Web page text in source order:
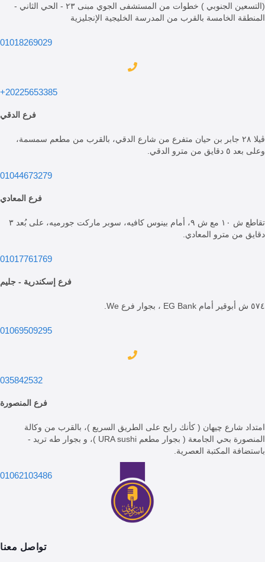
(التسعين الجنوبي ) خطوات من المستشفى الجوي مبنى ٢٣ - الحي الثاني -
الخامسة بالقرب من المدرسة الخليجية الإنجليزية
01018269029
20225653385+
فرع الدقي
ڤيلا ٢٨ جابر بن حيان متفرع من شارع الدقي، بالقرب من مطعم سمسمة،
مترو الدقي.
01044673279
فرع المعادي
تقاطع ش ١٠ مع ش ٩، أمام بينوس كافيه، سوبر ماركت جورميه، على بُعد ٣
من مترو المعادي.
01017761769
فرع إسكندرية - جليم
01069509295
035842532
فرع المنصورة
شارع چيهان ( كأنك رايح على الطريق السريع )، بالقرب من وكالة
المنصورة بحي الجامعة ( بجوار مطعم URA sushi )، و بجوار طه تريد -
المكتبة العصرية.
01062103486
تواصل معنا